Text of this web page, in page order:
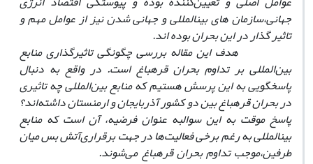
جهانی،سازمان‌‌های بینالمللی و جهانی شدن نیز از عوامل مهم و
تاثیر گذار در این بحران بوده اند.
هدف این مقاله بررسی چگونگی تاثیرگذاری منابع
بین‌المللی بر تداوم بحران قرهباغ است. در واقع به دنبال
پاسخگویی به این پرسش هستیم که منابع بینالمللی چه تاثیری
در بحران قرهباغ بین دو کشور آذربایجان و ارمنستان داشتهاند؟
پاسخ موقت به این سوالبه عنوان فرضیه، آن است که منابع
بینالمللی به رغم برخی فعالیتها در جهت برقراری‌آتش بس میان
طرفین،موجب تداوم بحران قرهباغ می‌شوند.